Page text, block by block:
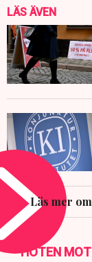
LÄS ÄVEN
Läs mer
HOTEN